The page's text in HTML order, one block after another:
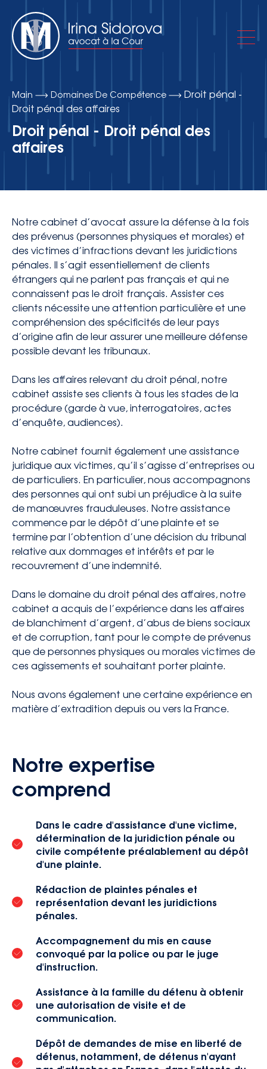
À propos du cabinet d’avocats
Domaines de compétence
Publications
Contacts
contact@avocatsidorova.fr
+33 6 29 90 28 59
FR
Main Domaines De Compétence
Droit pénal -
Droit pénal des affaires
Droit pénal - Droit pénal des
affaires
Notre cabinet d’avocat assure la défense à la fois
des prévenus (personnes physiques et morales) et
des victimes d’infractions devant les juridictions
pénales. Il s’agit essentiellement de clients
étrangers qui ne parlent pas français et qui ne
connaissent pas le droit français. Assister ces
clients nécessite une attention particulière et une
compréhension des spécificités de leur pays
d’origine afin de leur assurer une meilleure défense
possible devant les tribunaux.
Dans les affaires relevant du droit pénal, notre
cabinet assiste ses clients à tous les stades de la
procédure (garde à vue, interrogatoires, actes
d’enquête, audiences).
Notre cabinet fournit également une assistance
juridique aux victimes, qu’il s’agisse d’entreprises ou
de particuliers. En particulier, nous accompagnons
des personnes qui ont subi un préjudice à la suite
de manœuvres frauduleuses. Notre assistance
commence par le dépôt d’une plainte et se
termine par l’obtention d’une décision du tribunal
relative aux dommages et intérêts et par le
recouvrement d’une indemnité.
Dans le domaine du droit pénal des affaires, notre
cabinet a acquis de l’expérience dans les affaires
de blanchiment d’argent, d’abus de biens sociaux
et de corruption, tant pour le compte de prévenus
que de personnes physiques ou morales victimes de
ces agissements et souhaitant porter plainte.
Nous avons également une certaine expérience en
matière d’extradition depuis ou vers la France.
Notre expertise
comprend
Dans le cadre d'assistance d'une victime,
détermination de la juridiction pénale ou
civile compétente préalablement au dépôt
d'une plainte.
Rédaction de plaintes pénales et
représentation devant les juridictions
pénales.
Accompagnement du mis en cause
convoqué par la police ou par le juge
d'instruction.
Assistance à la famille du détenu à obtenir
une autorisation de visite et de
communication.
Dépôt de demandes de mise en liberté de
détenus, notamment, de détenus n'ayant